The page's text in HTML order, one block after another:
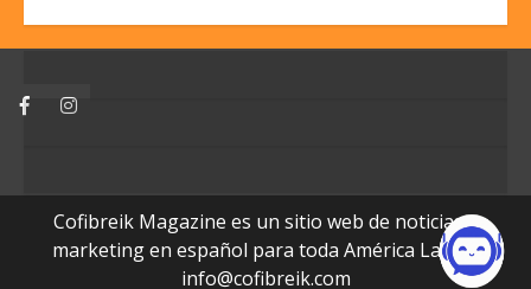
FacebookInstagram
Cofibreik Magazine es un sitio web de noticias y
marketing en español para toda América Latina.
info@cofibreik.com